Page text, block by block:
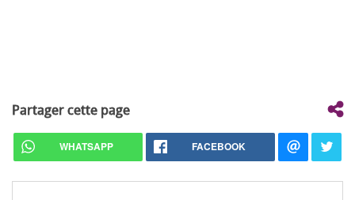
Partager cette page
WHATSAPP FACEBOOK